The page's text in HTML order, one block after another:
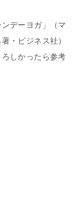
デーヨガ」（マ
・ビジネス社）
しかったら参考